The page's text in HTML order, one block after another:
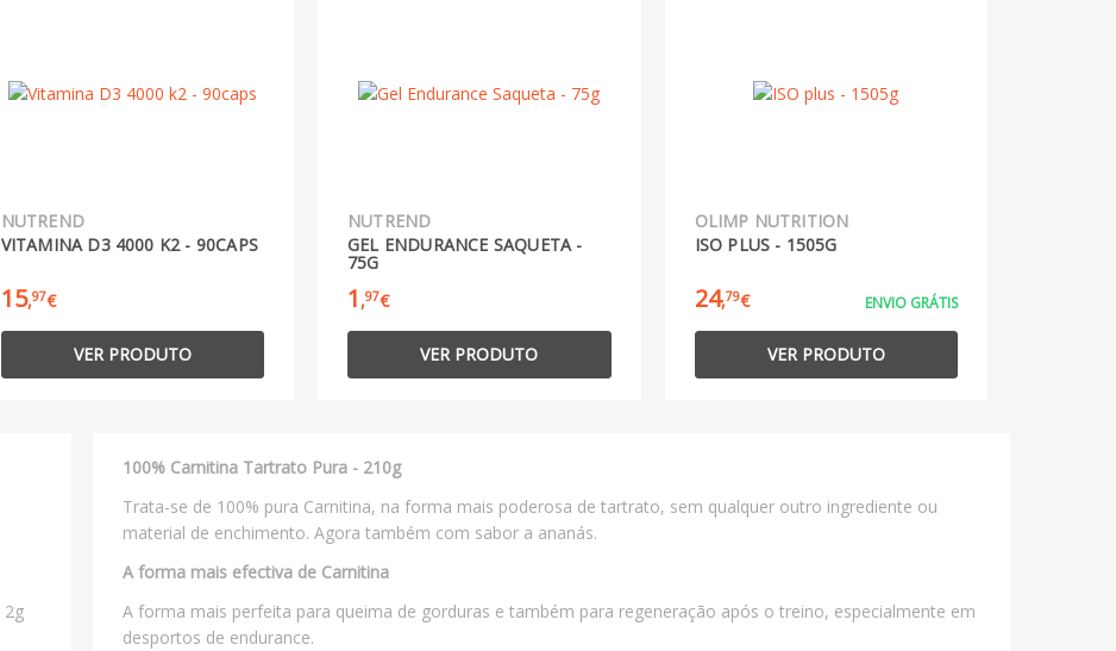
NUTREND
VITAMINA D3 4000 K2 - 90CAPS
15,97€
VER PRODUTO
NUTREND
GEL ENDURANCE SAQUETA -
75G
1 ,97€
VER PRODUTO
OLIMP NUTRITION
ISO PLUS - 1505G
24,79€ ENVIO GRÁTIS
VER PRODUTO
2g
100% Carnitina Tartrato Pura - 210g
Trata-se de 100% pura Carnitina, na forma mais poderosa de tartrato, sem qualquer outro ingrediente ou
material de enchimento. Agora também com sabor a ananás.
A forma mais efectiva de Carnitina
A forma mais perfeita para queima de gorduras e também para regeneração após o treino, especialmente em
desportos de endurance.